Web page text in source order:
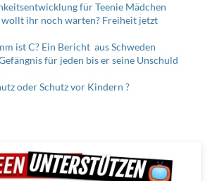
für Teenie Mädchen
wollt ihr noch warten? Freiheit jetzt
ist C? Ein Bericht aus Schweden
für jeden bis er seine Unschuld
oder Schutz vor Kindern ?